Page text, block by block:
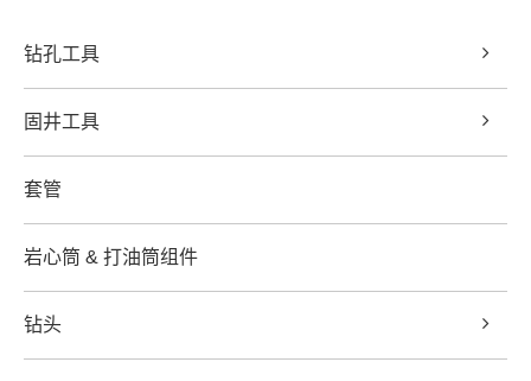
钻孔工具
固井工具
套管
岩心筒 & 打油筒组件
钻头